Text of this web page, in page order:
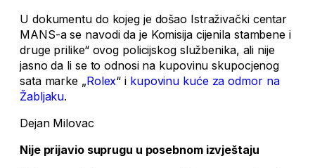
U dokumentu do kojeg je došao Istraživački centar
MANS-a se navodi da je Komisija cijenila stambene i
druge prilike“ ovog policijskog službenika, ali nije
jasno da li se to odnosi na kupovinu skupocjenog
sata marke „Rolex“ i kupovinu kuće za odmor na
Žabljaku.
Dejan Milovac
Nije prijavio suprugu u posebnom izvještaju